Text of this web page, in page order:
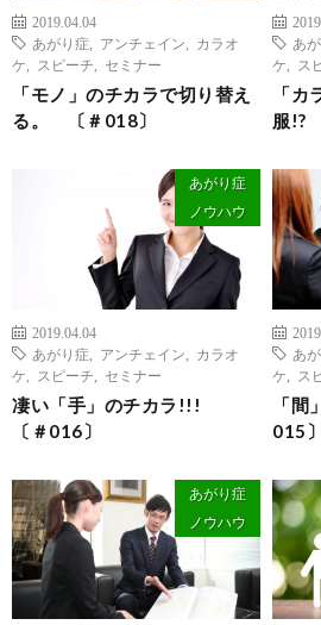
2019.04.04
あがり症
アンチェイン
カラオ
ケ
スピーチ セミナー
「モノ」のチカラで切り替え
る。 〔＃018〕
あ
ケ
ス
「
服!?
あがり症
ノウハウ
2019.04.04
あがり症
アンチェイン
カラオ
ケ
スピーチ セミナー
凄い「手」のチカラ!!!
〔＃016〕
あ
ケ
ス
「
015〕
あがり症
ノウハウ